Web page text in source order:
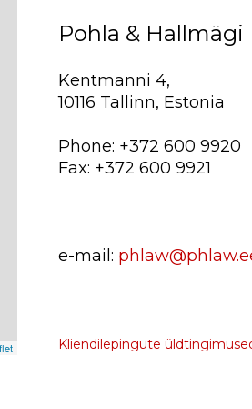
Pohla & Hallmägi
Kentmanni 4,
10116 Tallinn, Estonia
Phone: +372 600 9920
Fax: +372 600 9921
e-mail:
Kliendilepingute